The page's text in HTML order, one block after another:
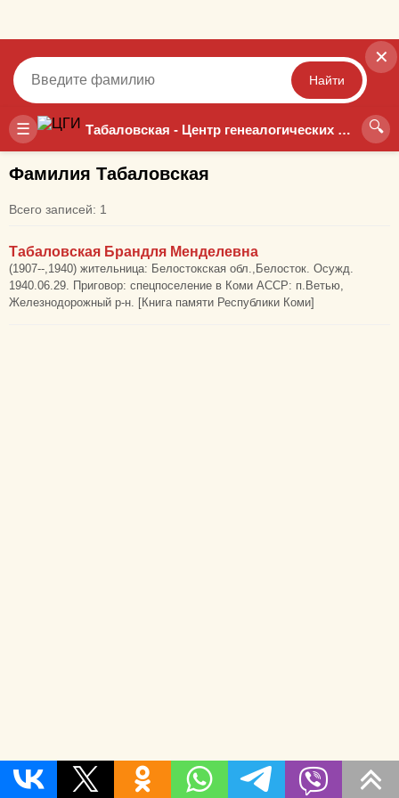
☰ Табаловская - Центр генеалогических исследований 🔍
✕
Найти
Точный Неточный
Фамилия Табаловская
Всего записей: 1
Табаловская Брандля Менделевна
(1907--,1940) жительница: Белостокская обл.,Белосток. Осужд.
1940.06.29. Приговор: спецпоселение в Коми АССР: п.Ветью,
Железнодорожный р-н. [Книга памяти Республики Коми]